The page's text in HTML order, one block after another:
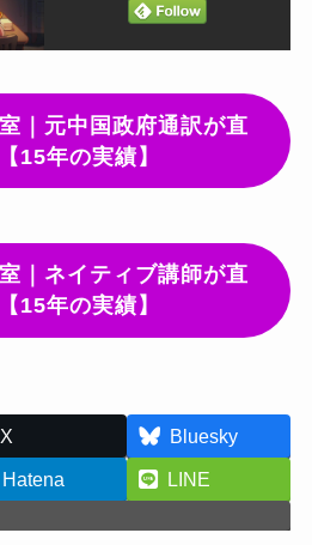
｜元中国政府通訳が直
15年の実績】
｜ネイティブ講師が直
15年の実績】
X
Bluesky
Hatena
LINE